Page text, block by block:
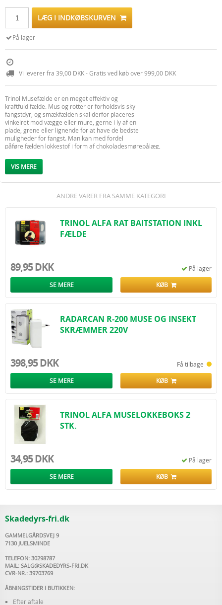
LÆG I INDKØBSKURVEN
På lager
Vi leverer fra 39,00 DKK - Gratis ved køb over 999,00 DKK
Trinol Musefælde er en meget effektiv og
kraftfuld fælde. Mus og rotter er forholdsvis sky
fangstdyr, og smækfælden skal derfor placeres
vinkelret mod vægge eller mure, gerne i ly af en
plade, grene eller lignende for at have de bedste
muligheder for fangst. Man kan med fordel
påføre fælden lokkestof i form af chokoladesmørepålæg,
sætter fælden.
Sæt smækfælden ved at trække metalbøjlen
fastgør den i hakket på pladen.
på det udvalgte sted. BEMÆRK at musefælden er
for børn og kæledyr.
VIS MERE
ANDRE VARER FRA SAMME KATEGORI
TRINOL ALFA RAT BAITSTATION INKL
FÆLDE
89,95 DKK På lager
SE MERE KØB
RADARCAN R-200 MUSE OG INSEKT
SKRÆMMER 220V
398,95 DKK Få tilbage
SE MERE KØB
TRINOL ALFA MUSELOKKEBOKS 2
STK.
34,95 DKK På lager
SE MERE KØB
Skadedyrs-fri.dk
GAMMELGÅRDSVEJ 9
7130 JUELSMINDE
TELEFON: 30298787
MAIL: SALG@SKADEDYRS-FRI.DK
CVR-NR.: 39703769
ÅBNINGSTIDER I BUTIKKEN:
Efter aftale